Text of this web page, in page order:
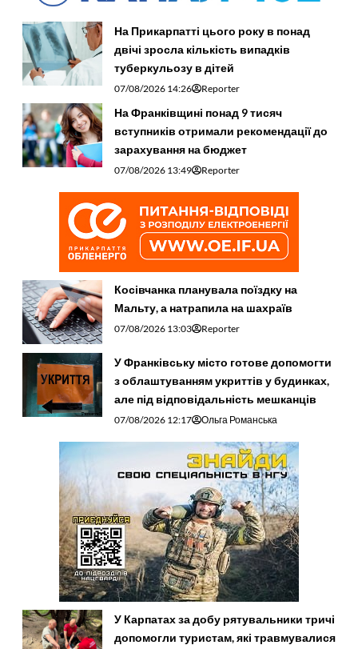
На Прикарпатті цього року в понад
двічі зросла кількість випадків
туберкульозу в дітей
07/08/2026 14:26 Reporter
На Франківщині понад 9 тисяч
вступників отримали рекомендації до
зарахування на бюджет
07/08/2026 13:49 Reporter
Косівчанка планувала поїздку на
Мальту, а натрапила на шахраїв
07/08/2026 13:03 Reporter
У Франківську місто готове допомогти
з облаштуванням укриттів у будинках,
але під відповідальність мешканців
07/08/2026 12:17 Ольга Романська
У Карпатах за добу рятувальники тричі
допомогли туристам, які травмувалися